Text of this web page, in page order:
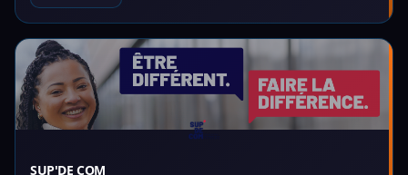
SUP'DE COM